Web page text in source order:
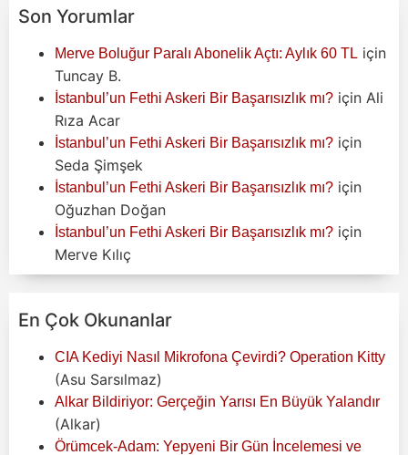
Son Yorumlar
Merve Boluğur Paralı Abonelik Açtı: Aylık 60 TL için
Tuncay B.
İstanbul’un Fethi Askeri Bir Başarısızlık mı? için Ali
Rıza Acar
İstanbul’un Fethi Askeri Bir Başarısızlık mı? için
Seda Şimşek
İstanbul’un Fethi Askeri Bir Başarısızlık mı? için
Oğuzhan Doğan
İstanbul’un Fethi Askeri Bir Başarısızlık mı? için
Merve Kılıç
En Çok Okunanlar
CIA Kediyi Nasıl Mikrofona Çevirdi? Operation Kitty
(Asu Sarsılmaz)
Alkar Bildiriyor: Gerçeğin Yarısı En Büyük Yalandır
(Alkar)
Örümcek-Adam: Yepyeni Bir Gün İncelemesi ve